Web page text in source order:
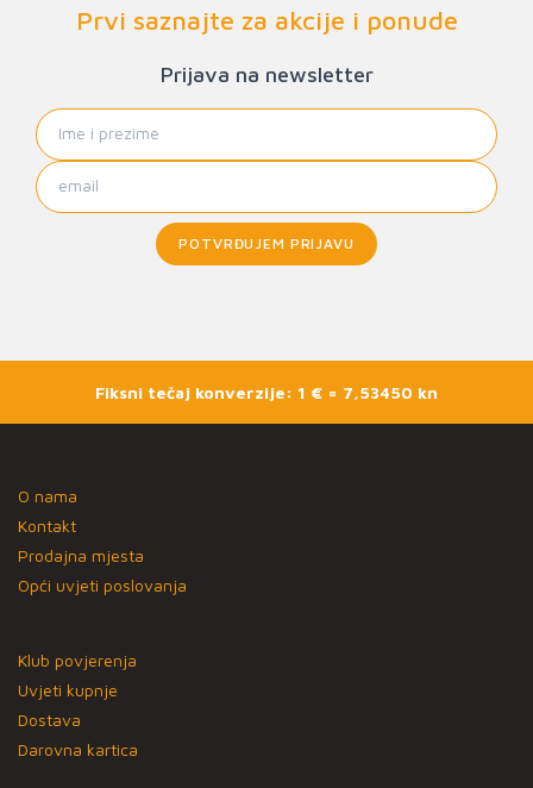
Prvi saznajte za akcije i ponude
Prijava na newsletter
POTVRĐUJEM PRIJAVU
Fiksni tečaj konverzije: 1 € = 7,53450 kn
O nama
Kontakt
Prodajna mjesta
Opći uvjeti poslovanja
Klub povjerenja
Uvjeti kupnje
Dostava
Darovna kartica